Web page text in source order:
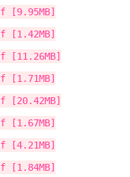
[9.95MB]
[1.42MB]
[11.26MB]
[1.71MB]
[20.42MB]
[1.67MB]
[4.21MB]
[1.84MB]